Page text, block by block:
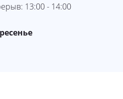
13:00 - 14:00